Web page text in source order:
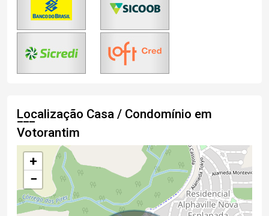
Localização Casa / Condomínio em
Votorantim
+
−